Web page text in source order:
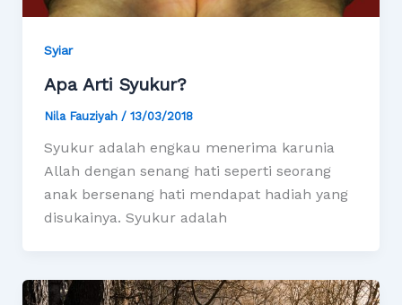
Syiar
Apa Arti Syukur?
Nila Fauziyah / 13/03/2018
Syukur adalah engkau menerima karunia
Allah dengan senang hati seperti seorang
anak bersenang hati mendapat hadiah yang
disukainya. Syukur adalah